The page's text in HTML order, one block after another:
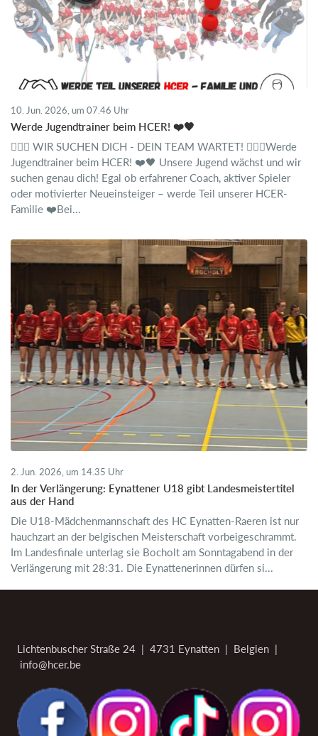
10. Jun. 2026, um 07.46 Uhr
Werde Jugendtrainer beim HCER! ❤️🖤
🤾🏻‍♂️ WIR SUCHEN DICH - DEIN TEAM WARTET! 🤾🏼‍♀️Werde
Jugendtrainer beim HCER! ❤️🖤 Unsere Jugend wächst und wir
suchen genau dich! Egal ob erfahrener Coach, aktiver Spieler
oder motivierter Neueinsteiger – werde Teil unserer HCER-
Familie ❤️Bei...
2. Jun. 2026, um 14.35 Uhr
In der Verlängerung: Eynattener U18 gibt Landesmeistertitel
aus der Hand
Die U18-Mädchenmannschaft des HC Eynatten-Raeren ist nur
hauchzart an der belgischen Meisterschaft vorbeigeschrammt.
Im Landesfinale unterlag sie Bocholt am Sonntagabend in der
Verlängerung mit 28:31. Die Eynattenerinnen dürfen si...
Lichtenbuscher Straße 24 | 4731 Eynatten | Belgien |
info@hcer.be